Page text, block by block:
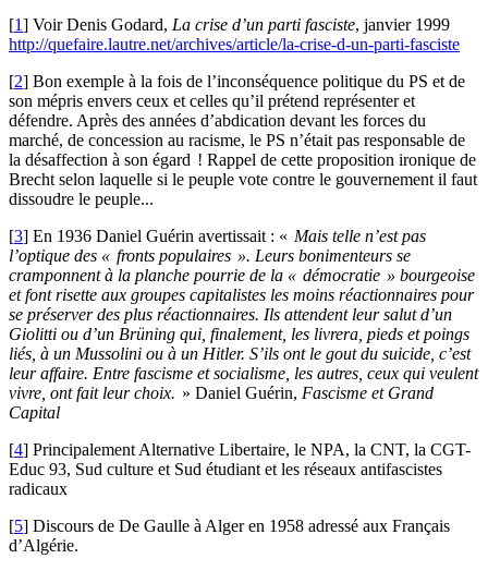
[1] Voir Denis Godard, La crise d’un parti fasciste, janvier 1999
http://quefaire.lautre.net/archives/article/la-crise-d-un-parti-fasciste
[2] Bon exemple à la fois de l’inconséquence politique du PS et de
son mépris envers ceux et celles qu’il prétend représenter et
défendre. Après des années d’abdication devant les forces du
marché, de concession au racisme, le PS n’était pas responsable de
la désaffection à son égard ! Rappel de cette proposition ironique de
Brecht selon laquelle si le peuple vote contre le gouvernement il faut
dissoudre le peuple...
[3] En 1936 Daniel Guérin avertissait : « Mais telle n’est pas
l’optique des « fronts populaires ». Leurs bonimenteurs se
cramponnent à la planche pourrie de la « démocratie » bourgeoise
et font risette aux groupes capitalistes les moins réactionnaires pour
se préserver des plus réactionnaires. Ils attendent leur salut d’un
Giolitti ou d’un Brüning qui, finalement, les livrera, pieds et poings
liés, à un Mussolini ou à un Hitler. S’ils ont le gout du suicide, c’est
leur affaire. Entre fascisme et socialisme, les autres, ceux qui veulent
vivre, ont fait leur choix. » Daniel Guérin, Fascisme et Grand
Capital
[4] Principalement Alternative Libertaire, le NPA, la CNT, la CGT-
Educ 93, Sud culture et Sud étudiant et les réseaux antifascistes
radicaux
[5] Discours de De Gaulle à Alger en 1958 adressé aux Français
d’Algérie.